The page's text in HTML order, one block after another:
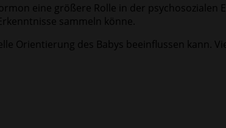
eine größere Rolle in der
sammeln könne.
Orientierung des Babys beeinflussen kann.